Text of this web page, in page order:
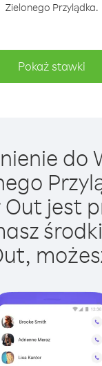
Zielonego Przylądka.
Pokaż stawki
do
jest